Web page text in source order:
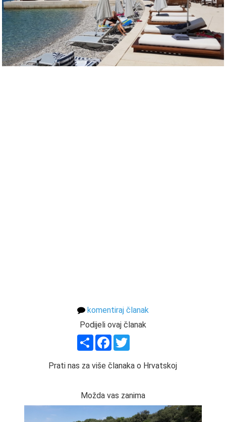
komentiraj članak
Podijeli ovaj članak
ShareFacebook
Prati nas za više članaka o Hrvatskoj
Možda vas zanima